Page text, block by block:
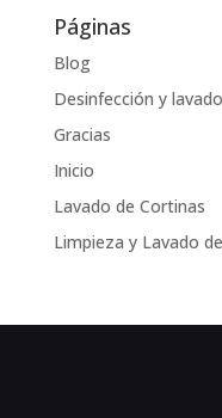
Páginas
Blog
Desinfección y
Gracias
Inicio
Lavado de Cortinas
Limpieza y Lavado